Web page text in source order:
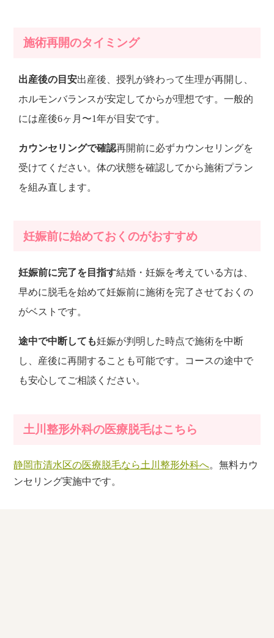
施術再開のタイミング
出産後の目安出産後、授乳が終わって生理が再開し、
ホルモンバランスが安定してからが理想です。一般的
には産後6ヶ月〜1年が目安です。
カウンセリングで確認再開前に必ずカウンセリングを
受けてください。体の状態を確認してから施術プラン
を組み直します。
妊娠前に始めておくのがおすすめ
妊娠前に完了を目指す結婚・妊娠を考えている方は、
早めに脱毛を始めて妊娠前に施術を完了させておくの
がベストです。
途中で中断しても妊娠が判明した時点で施術を中断
し、産後に再開することも可能です。コースの途中で
も安心してご相談ください。
土川整形外科の医療脱毛はこちら
静岡市清水区の医療脱毛なら土川整形外科へ。無料カウ
ンセリング実施中です。